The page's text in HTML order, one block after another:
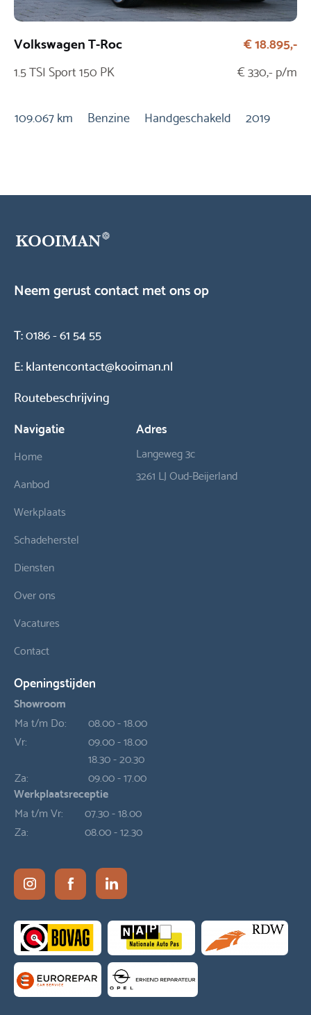
Volkswagen T-Roc
1.5 TSI Sport 150 PK
€ 18.895,-
€ 330,- p/m
109.067 km Benzine Handgeschakeld 2019
Neem gerust contact met ons op
T:0186 - 61 54 55
E:klantencontact@kooiman.nl
Routebeschrijving
Navigatie
Home
Aanbod
Werkplaats
Schadeherstel
Diensten
Over ons
Vacatures
Contact
Adres
Langeweg 3c
3261 LJ Oud-Beijerland
Openingstijden
Showroom
Ma t/m Do:
08.00 - 18.00
Vr:
09.00 - 18.00
18.30 - 20.30
Za:
09.00 - 17.00
Werkplaatsreceptie
Ma t/m Vr:
07.30 - 18.00
Za:
08.00 - 12.30